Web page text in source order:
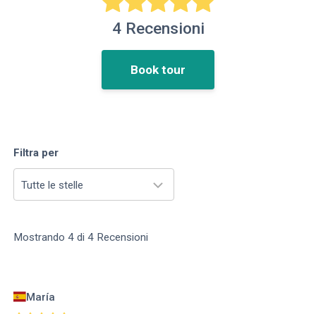
4 Recensioni
Book tour
Filtra per
Tutte le stelle
Mostrando 4 di 4 Recensioni
María